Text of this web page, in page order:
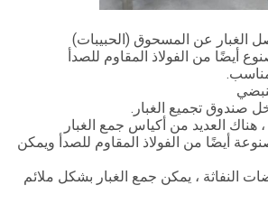
أيضًا من الفولاذ المقاوم للصدأ
، هناك العديد من أكياس جمع الغبار
أيضًا من الفولاذ المقاوم للصدأ ويمكن
النفاثة ، يمكن جمع الغبار بشكل ملائم